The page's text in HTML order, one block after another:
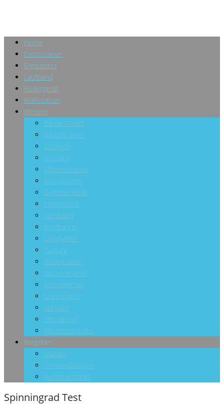
Home
Crosstrainer
Ergometer
Laufband
Rudergerät
Kraftstation
Weitere
Battle Ropes
Bauchtrainer
Blackroll
Boxsack
Ellipsentrainer
Eiweißpulver
Gymnastikball
Hantelbank
Kettlebell
Kurzhantel
Langhantel
Pulsuhr
Rollentrainer
Rückentrainer
Schwingstab
Spinningrad
Stepper
Theraband
Vibrationsplatte
Ratgeber
Muskel
Fitnessübungen
Ausdauersport
Spinningrad Test